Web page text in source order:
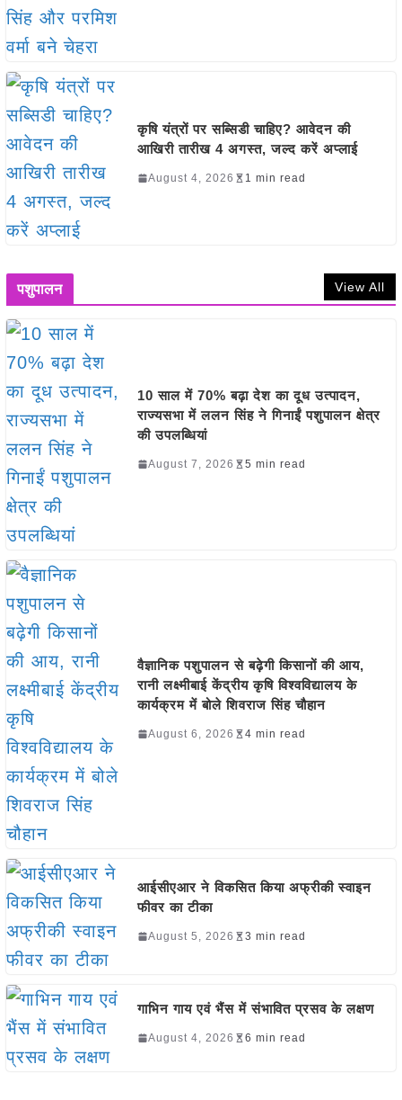
कृषि यंत्रों पर सब्सिडी चाहिए? आवेदन की
आखिरी तारीख 4 अगस्त, जल्द करें अप्लाई
August 4, 2026 1 min read
पशुपालन View All
10 साल में 70% बढ़ा देश का दूध उत्पादन,
राज्यसभा में ललन सिंह ने गिनाईं पशुपालन क्षेत्र
की उपलब्धियां
August 7, 2026 5 min read
वैज्ञानिक पशुपालन से बढ़ेगी किसानों की आय,
रानी लक्ष्मीबाई केंद्रीय कृषि विश्वविद्यालय के
कार्यक्रम में बोले शिवराज सिंह चौहान
August 6, 2026 4 min read
आईसीएआर ने विकसित किया अफ्रीकी स्वाइन
फीवर का टीका
August 5, 2026 3 min read
गाभिन गाय एवं भैंस में संभावित प्रसव के लक्षण
August 4, 2026 6 min read